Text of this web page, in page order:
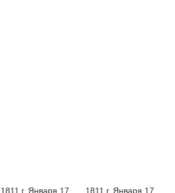
1811 г. Января 17.
1811 г. Января 17.